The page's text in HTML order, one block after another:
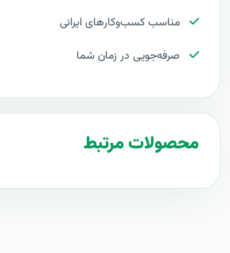
طراحی حرفه ای فایل اکسل قرارداد
مناسب کسب‌وکارهای ایرانی
صرفه‌جویی در زمان شما
محصولات مرتبط